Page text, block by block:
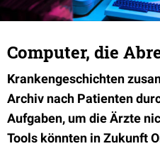
Computer, die
Krankengeschichten
Archiv nach Patienten
Aufgaben, um die Ärzte
Tools könnten in Zukunft